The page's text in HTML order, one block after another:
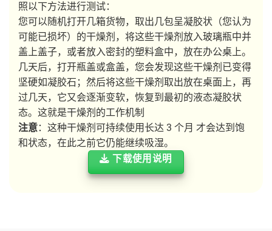
照以下方法进行测试：
您可以随机打开几箱货物，取出几包呈凝胶状（您认为
可能已损坏）的干燥剂，将这些干燥剂放入玻璃瓶中并
盖上盖子，或者放入密封的塑料盒中，放在办公桌上。
几天后，打开瓶盖或盒盖，您会发现这些干燥剂已变得
坚硬如凝胶石；然后将这些干燥剂取出放在桌面上，再
过几天，它又会逐渐变软，恢复到最初的液态凝胶状
态。这就是干燥剂的工作机制
注意：这种干燥剂可持续使用长达 3 个月 才会达到饱
和状态，在此之前它仍能继续吸湿。
下载使用说明